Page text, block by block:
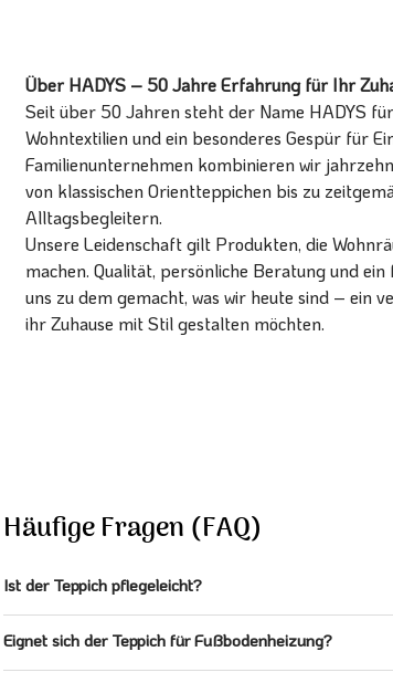
Über HADYS – 50 Jahre Erfahrung für Ihr
Seit über 50 Jahren steht der Name HADYS
Wohntextilien und ein besonderes Gespür für
Familienunternehmen kombinieren wir
von klassischen Orientteppichen bis zu
Alltagsbegleitern.
Unsere Leidenschaft gilt Produkten, die
machen. Qualität, persönliche Beratung und
uns zu dem gemacht, was wir heute sind – ein
ihr Zuhause mit Stil gestalten möchten.
Häufige Fragen (FAQ)
Ist der Teppich pflegeleicht?
Eignet sich der Teppich für Fußbodenheizung?